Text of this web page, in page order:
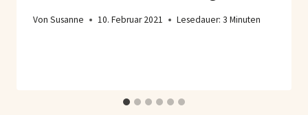
Von Susanne 10. Februar 2021 Lesedauer: 3Minuten